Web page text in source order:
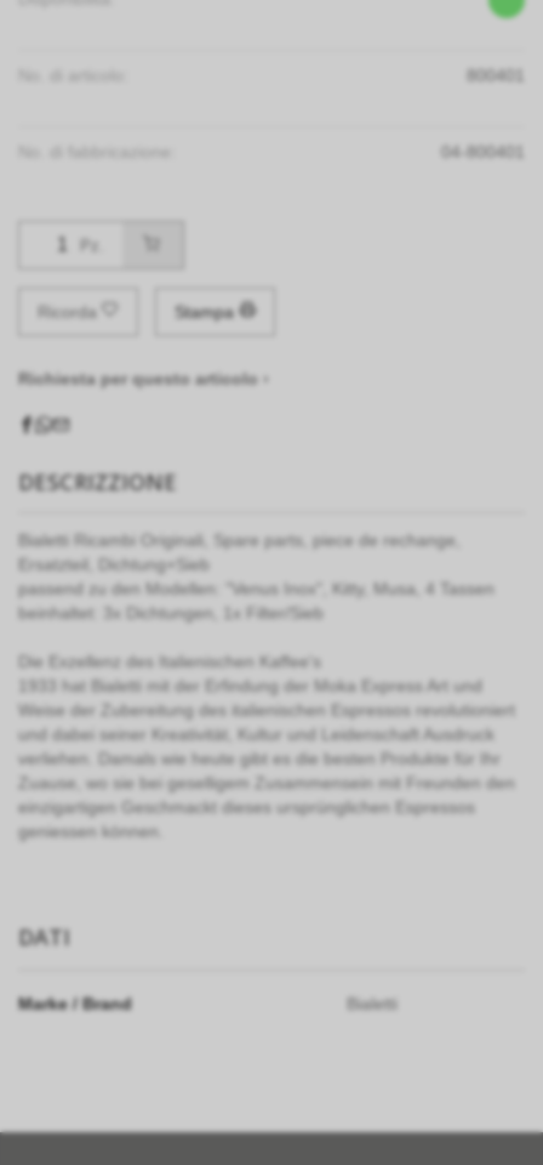
800401
04-800401
Pz.
Ricorda Stampa
Richiesta per questo articolo ›
DESCRIZZIONE
Bialetti Ricambi Originali, Spare parts, piece de rechange,
Ersatzteil, Dichtung+Sieb
passend zu den Modellen: "Venus Inox", Kitty, Musa, 4 Tassen
beinhaltet: 3x Dichtungen, 1x Filter/Sieb
Die Exzellenz des Italienischen Kaffee's
1933 hat Bialetti mit der Erfindung der Moka Express Art und
Weise der Zubereitung des italienischen Espressos revolutioniert
und dabei seiner Kreativität, Kultur und Leidenschaft Ausdruck
verliehen. Damals wie heute gibt es die besten Produkte für Ihr
Zuause, wo sie bei geselligem Zusammensein mit Freunden den
einzigartigen Geschmackt dieses ursprünglichen Espressos
geniessen können.
DATI
Marke / Brand Bialetti